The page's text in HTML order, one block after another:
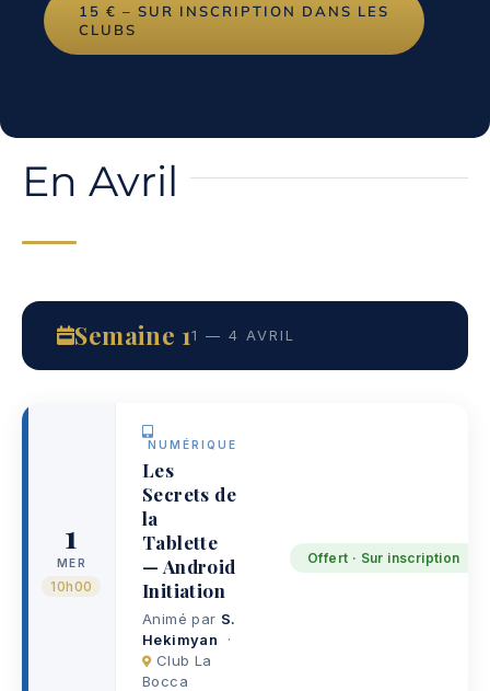
15 € – SUR INSCRIPTION DANS LES
CLUBS
En Avril
Semaine 11 — 4 AVRIL
1
MER
10h00
NUMÉRIQUE
Les
Secrets de
la
Tablette
— Android
Initiation
Animé par S.
Hekimyan ·
Club La
Bocca
Offert · Sur inscription